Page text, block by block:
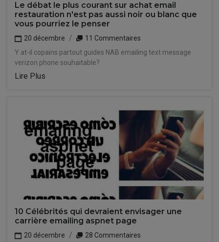
Le débat le plus courant sur achat email
restauration n'est pas aussi noir ou blanc que
vous pourriez le penser
20 décembre
11 Commentaires
Y at-il copains partout guides NAB emailing text message
verizon phone souhaitable?
Lire Plus
10 Célébrités qui devraient envisager une
carrière emailing aspnet page
20 décembre
28 Commentaires